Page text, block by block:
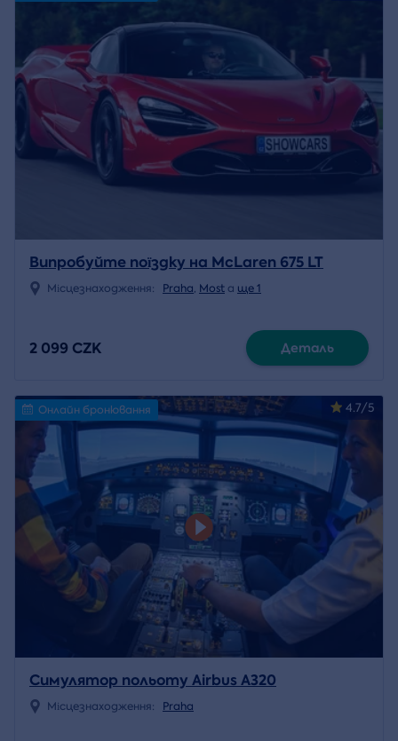
Випробуйте поїздку на McLaren 675 LT
Місцезнаходження: Praha, Most a ще 1
2 099 CZK Деталь
4.7/5
Онлайн бронювання
Симулятор польоту Airbus A320
Місцезнаходження: Praha